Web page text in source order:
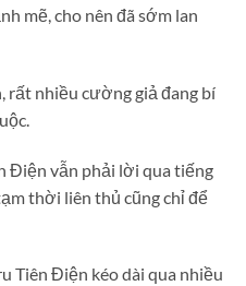
mẽ, cho nên đã sớm lan
rất nhiều cường giả đang bí
Điện vẫn phải lời qua tiếng
thời liên thủ cũng chỉ để
Tiên Điện kéo dài qua nhiều